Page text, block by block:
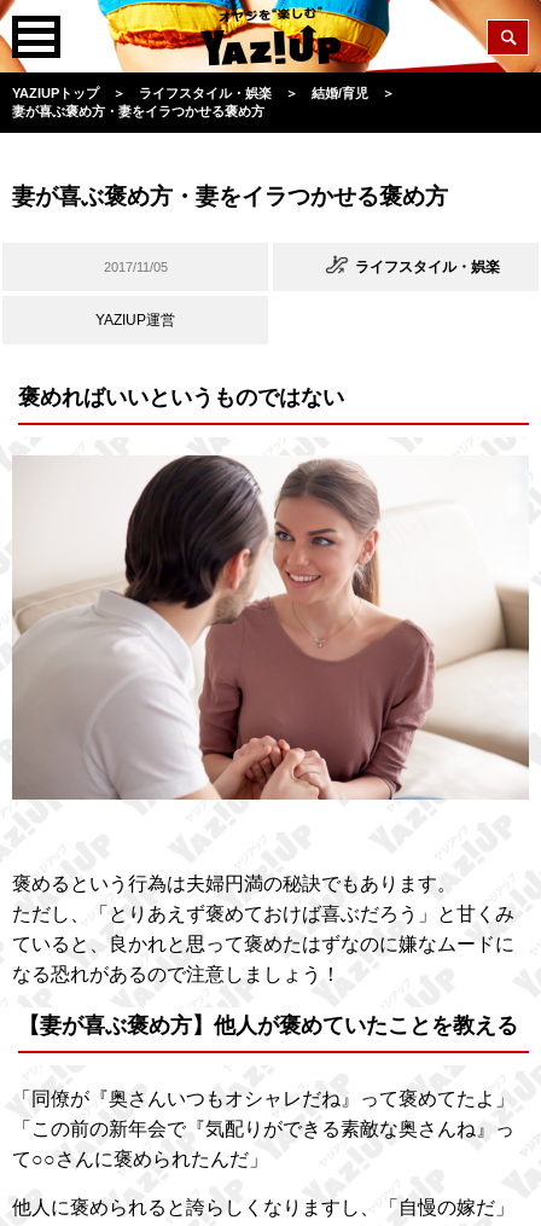
YAZIUPトップ ＞ ライフスタイル・娯楽 ＞ 結婚/育児
＞
妻が喜ぶ褒め方・妻をイラつかせる褒め方
妻が喜ぶ褒め方・妻をイラつかせる褒め方
2017/11/05 ライフスタイル・娯楽
YAZIUP運営
褒めればいいというものではない
褒めるという行為は夫婦円満の秘訣でもあります。
ただし、「とりあえず褒めておけば喜ぶだろう」と甘くみ
ていると、良かれと思って褒めたはずなのに嫌なムードに
なる恐れがあるので注意しましょう！
【妻が喜ぶ褒め方】他人が褒めていたことを教える
「同僚が『奥さんいつもオシャレだね』って褒めてたよ」
「この前の新年会で『気配りができる素敵な奥さんね』っ
て○○さんに褒められたんだ」
他人に褒められると誇らしくなりますし、「自慢の嫁だ」